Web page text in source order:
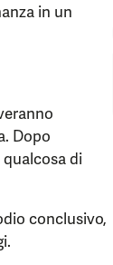
in un
Dopo
di
conclusivo,